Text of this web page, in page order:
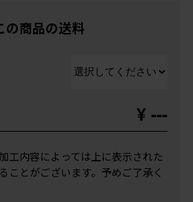
の商品の送料
¥ ---
工内容によっては上に表示された
ことがございます。予めご了承く